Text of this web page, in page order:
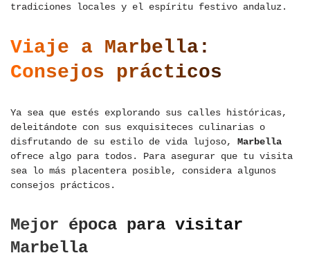
tradiciones locales y el espíritu festivo andaluz.
Viaje a Marbella:
Consejos prácticos
Ya sea que estés explorando sus calles históricas,
deleitándote con sus exquisiteces culinarias o
disfrutando de su estilo de vida lujoso, Marbella
ofrece algo para todos. Para asegurar que tu visita
sea lo más placentera posible, considera algunos
consejos prácticos.
Mejor época para visitar
Marbella